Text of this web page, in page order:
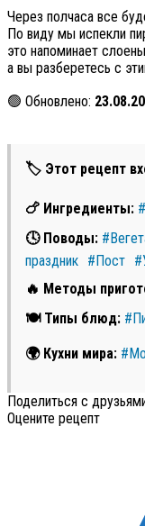
Через полчаса все
По виду мы испекли
это напоминает
а вы разберетесь с
🟢 Обновлено:
🏷 Этот рецепт
🍗 Ингредиенты:
🕓 Поводы:
праздник #Пост
🔥 Методы
🍽 Типы блюд:
🌍 Кухни мира:
Поделиться с
Оцените рецепт